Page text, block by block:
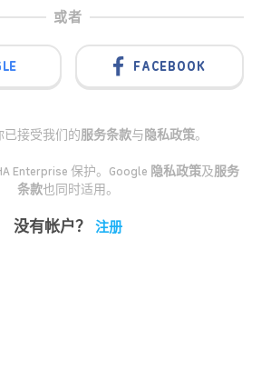
或者
FACEBOOK
已接受我们的服务条款与隐私政策。
Enterprise 保护。Google 隐私政策及服务
条款也同时适用。
没有帐户？ 注册